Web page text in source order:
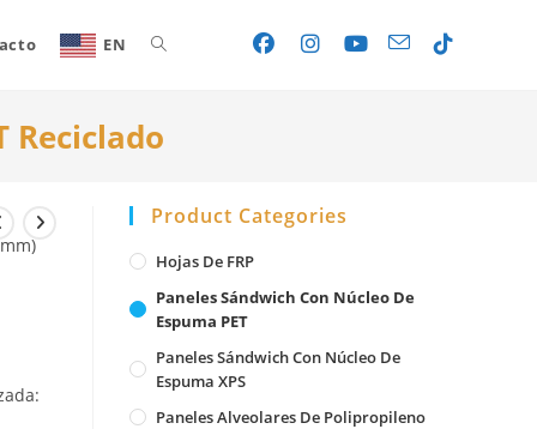
EN Toggle
website
search
Reciclado
Product Categories
Hojas De FRP
Paneles Sándwich Con Núcleo De
Espuma PET
Paneles Sándwich Con Núcleo De
Espuma XPS
Paneles Alveolares De Polipropileno